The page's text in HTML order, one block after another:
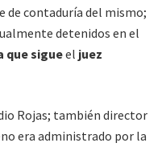
de contaduría del mismo;
detenidos en el
que sigueel juez
Rojas; también director
era administrado por la